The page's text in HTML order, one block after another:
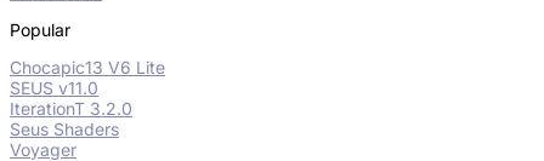
Popular
Chocapic13 V6 Lite
SEUS v11.0
IterationT 3.2.0
Seus Shaders
Voyager